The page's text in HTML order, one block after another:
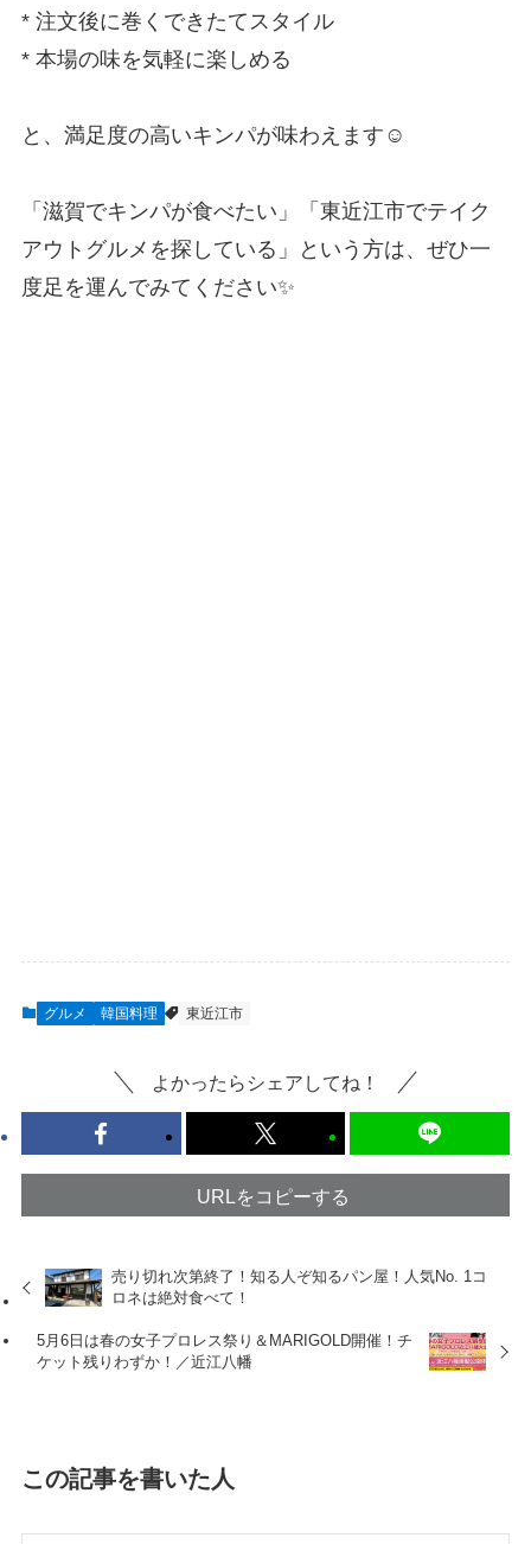
* 注文後に巻くできたてスタイル
* 本場の味を気軽に楽しめる
と、満足度の高いキンパが味わえます☺️
「滋賀でキンパが食べたい」「東近江市でテイク
アウトグルメを探している」という方は、ぜひ一
度足を運んでみてください✨
グルメ 韓国料理 東近江市
よかったらシェアしてね！
URLをコピーする
売り切れ次第終了！知る人ぞ知るパン屋！人気No. 1コ
ロネは絶対食べて！
5月6日は春の女子プロレス祭り＆MARIGOLD開催！チ
ケット残りわずか！／近江八幡
この記事を書いた人